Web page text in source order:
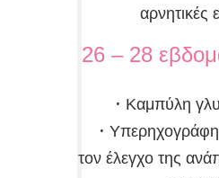
αρνητικές
26 – 28
• Καμπύλη
•
τον έλεγχο της